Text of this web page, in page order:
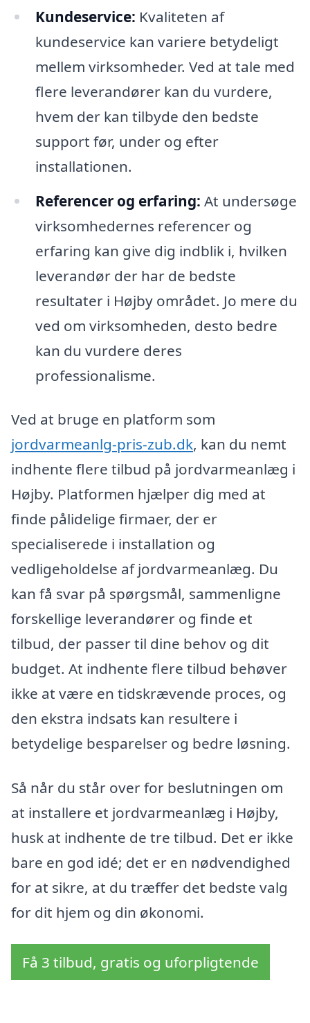
Kundeservice: Kvaliteten af
kundeservice kan variere betydeligt
mellem virksomheder. Ved at tale med
flere leverandører kan du vurdere,
hvem der kan tilbyde den bedste
support før, under og efter
installationen.
Referencer og erfaring: At undersøge
virksomhedernes referencer og
erfaring kan give dig indblik i, hvilken
leverandør der har de bedste
resultater i Højby området. Jo mere du
ved om virksomheden, desto bedre
kan du vurdere deres
professionalisme.
Ved at bruge en platform som
jordvarmeanlg-pris-zub.dk, kan du nemt
indhente flere tilbud på jordvarmeanlæg i
Højby. Platformen hjælper dig med at
finde pålidelige firmaer, der er
specialiserede i installation og
vedligeholdelse af jordvarmeanlæg. Du
kan få svar på spørgsmål, sammenligne
forskellige leverandører og finde et
tilbud, der passer til dine behov og dit
budget. At indhente flere tilbud behøver
ikke at være en tidskrævende proces, og
den ekstra indsats kan resultere i
betydelige besparelser og bedre løsning.
Så når du står over for beslutningen om
at installere et jordvarmeanlæg i Højby,
husk at indhente de tre tilbud. Det er ikke
bare en god idé; det er en nødvendighed
for at sikre, at du træffer det bedste valg
for dit hjem og din økonomi.
Få 3 tilbud, gratis og uforpligtende